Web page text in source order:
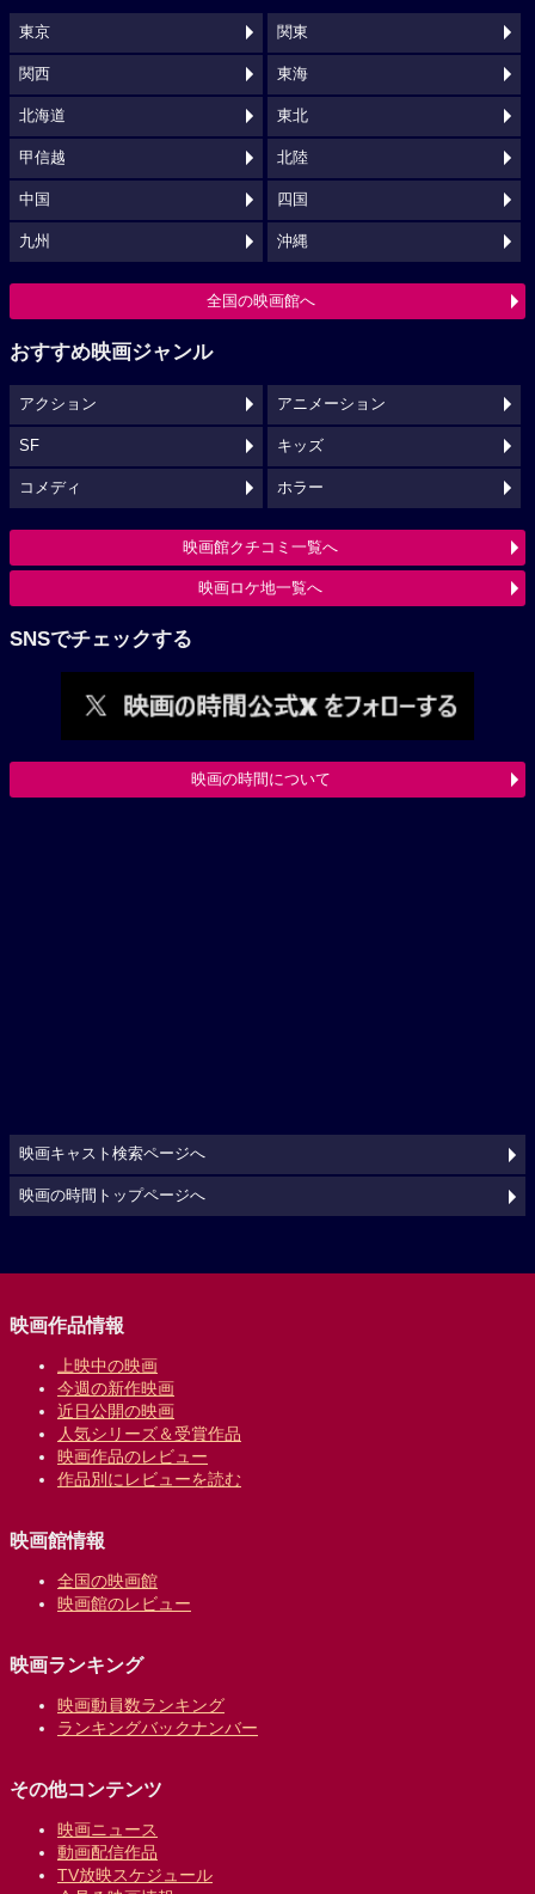
東京 関東
関西 東海
北海道 東北
甲信越 北陸
中国 四国
九州 沖縄
全国の映画館へ
おすすめ映画ジャンル
アクション アニメーション
SF キッズ
コメディ ホラー
映画館クチコミ一覧へ
映画ロケ地一覧へ
SNSでチェックする
映画の時間について
映画キャスト検索ページへ
映画の時間トップページへ
映画作品情報
上映中の映画
今週の新作映画
近日公開の映画
人気シリーズ＆受賞作品
映画作品のレビュー
作品別にレビューを読む
映画館情報
全国の映画館
映画館のレビュー
映画ランキング
映画動員数ランキング
ランキングバックナンバー
その他コンテンツ
映画ニュース
動画配信作品
TV放映スケジュール